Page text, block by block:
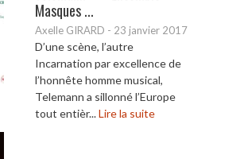
Masques ...
Axelle GIRARD - 23 janvier 2017
D’une scène, l’autre
Incarnation par excellence de
l’honnête homme musical,
Telemann a sillonné l’Europe
tout entièr...Lire la suite